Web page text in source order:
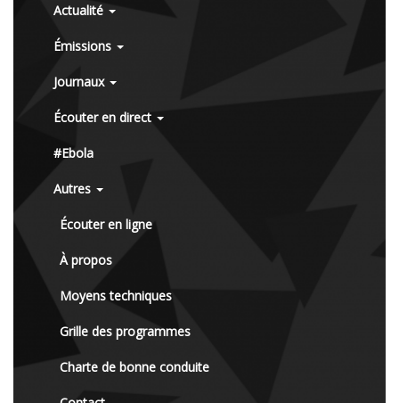
Actualité
Émissions
Journaux
Écouter en direct
#Ebola
Autres
Écouter en ligne
À propos
Moyens techniques
Grille des programmes
Charte de bonne conduite